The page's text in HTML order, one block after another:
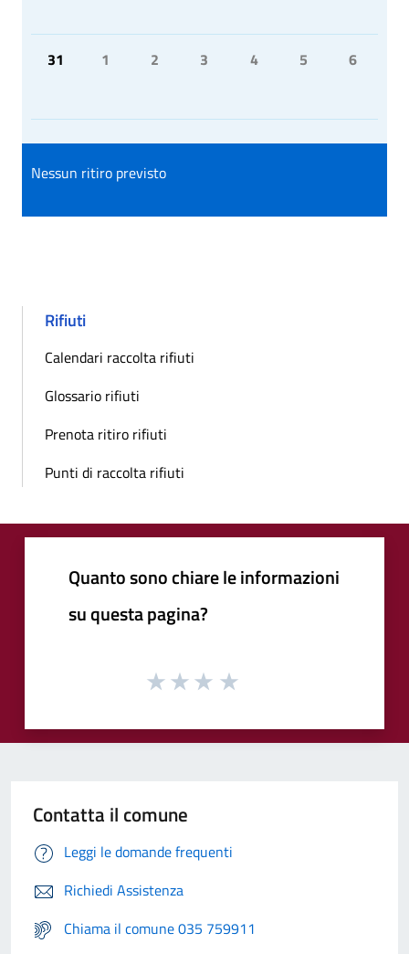
31 1 2 3 4 5 6
Nessun ritiro previsto
Rifiuti
Calendari raccolta rifiuti
Glossario rifiuti
Prenota ritiro rifiuti
Punti di raccolta rifiuti
Quanto sono chiare le informazioni
su questa pagina?
Contatta il comune
Leggi le domande frequenti
Richiedi Assistenza
Chiama il comune 035 759911